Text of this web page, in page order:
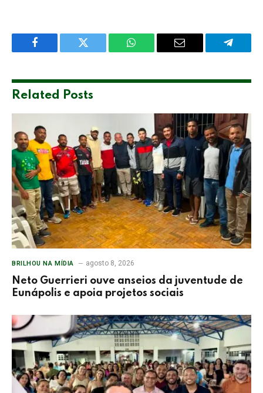
Facebook Twitter WhatsApp Email
Related Posts
BRILHOU NA MÍDIA agosto 8, 2026
Neto Guerrieri ouve anseios da juventude de
Eunápolis e apoia projetos sociais